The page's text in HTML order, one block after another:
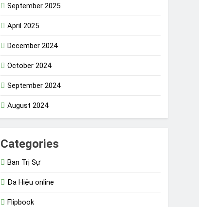
September 2025
April 2025
December 2024
October 2024
September 2024
August 2024
Categories
Ban Trị Sự
Đa Hiệu online
Flipbook